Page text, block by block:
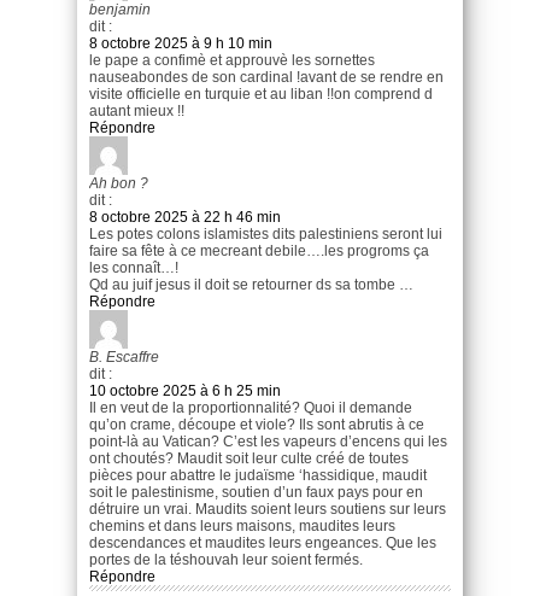
benjamin
dit :
8 octobre 2025 à 9 h 10 min
le pape a confimè et approuvè les sornettes
nauseabondes de son cardinal !avant de se rendre en
visite officielle en turquie et au liban !!on comprend d
autant mieux !!
Répondre
Ah bon ?
dit :
8 octobre 2025 à 22 h 46 min
Les potes colons islamistes dits palestiniens seront lui
faire sa fête à ce mecreant debile….les progroms ça
les connaît…!
Qd au juif jesus il doit se retourner ds sa tombe …
Répondre
B. Escaffre
dit :
10 octobre 2025 à 6 h 25 min
Il en veut de la proportionnalité? Quoi il demande
qu’on crame, découpe et viole? Ils sont abrutis à ce
point-là au Vatican? C’est les vapeurs d’encens qui les
ont choutés? Maudit soit leur culte créé de toutes
pièces pour abattre le judaïsme ‘hassidique, maudit
soit le palestinisme, soutien d’un faux pays pour en
détruire un vrai. Maudits soient leurs soutiens sur leurs
chemins et dans leurs maisons, maudites leurs
descendances et maudites leurs engeances. Que les
portes de la téshouvah leur soient fermés.
Répondre